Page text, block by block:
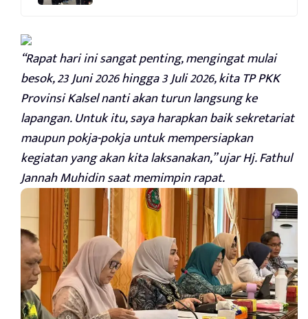
“Rapat hari ini sangat penting, mengingat mulai
besok, 23 Juni 2026 hingga 3 Juli 2026, kita TP PKK
Provinsi Kalsel nanti akan turun langsung ke
lapangan. Untuk itu, saya harapkan baik sekretariat
maupun pokja-pokja untuk mempersiapkan
kegiatan yang akan kita laksanakan,” ujar Hj. Fathul
Jannah Muhidin saat memimpin rapat.